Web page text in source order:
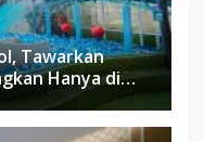
Tawarkan
Hanya di